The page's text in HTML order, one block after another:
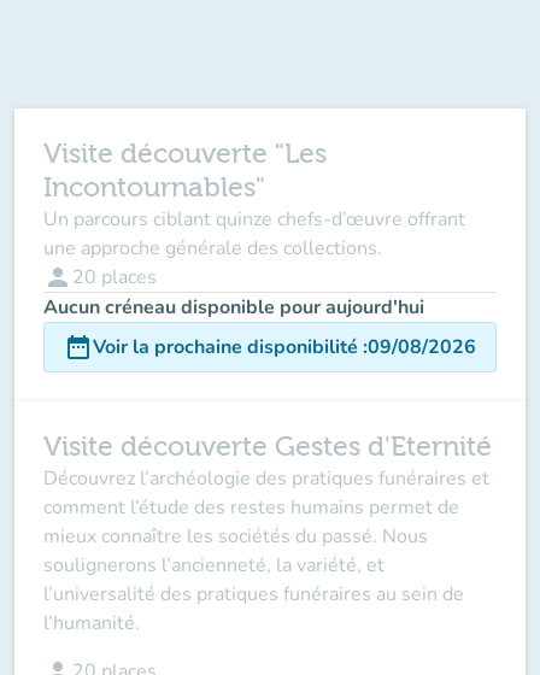
Visite découverte "Les
Incontournables"
Un parcours ciblant quinze chefs-d’œuvre offrant
une approche générale des collections.
person 20 places
Aucun créneau disponible pour aujourd'hui
date_rangeVoir la prochaine disponibilité :09/08/2026
Visite découverte Gestes d'Eternité
Découvrez l’archéologie des pratiques funéraires et
comment l’étude des restes humains permet de
mieux connaître les sociétés du passé. Nous
soulignerons l’ancienneté, la variété, et
l’universalité des pratiques funéraires au sein de
l’humanité.